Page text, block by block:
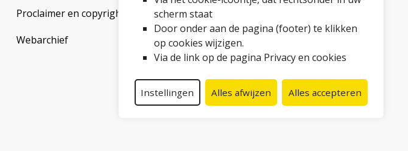
scherm staat
Door onder aan de pagina (footer) te klikken
op cookies wijzigen.
Via de link op de pagina Privacy en cookies
Instellingen Alles afwijzen Alles accepteren
Proclaimer en copyright
Webarchief